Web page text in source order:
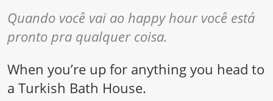
Quando você vai ao happy hour você está
pronto pra qualquer coisa.
When you’re up for anything you head to
a Turkish Bath House.